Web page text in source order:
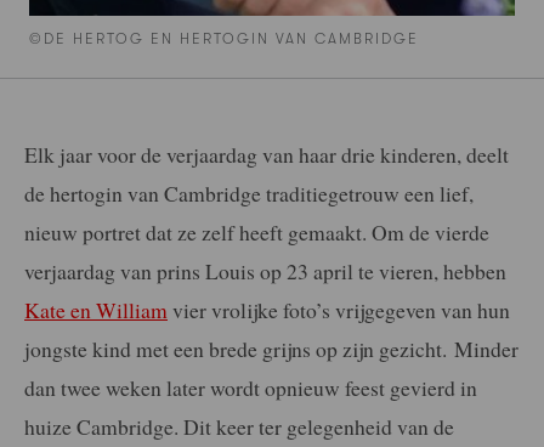
©DE HERTOG EN HERTOGIN VAN CAMBRIDGE
Elk jaar voor de verjaardag van haar drie kinderen, deelt
de hertogin van Cambridge traditiegetrouw een lief,
nieuw portret dat ze zelf heeft gemaakt. Om de vierde
verjaardag van prins Louis op 23 april te vieren, hebben
Kate en William vier vrolijke foto’s vrijgegeven van hun
jongste kind met een brede grijns op zijn gezicht. Minder
dan twee weken later wordt opnieuw feest gevierd in
huize Cambridge. Dit keer ter gelegenheid van de